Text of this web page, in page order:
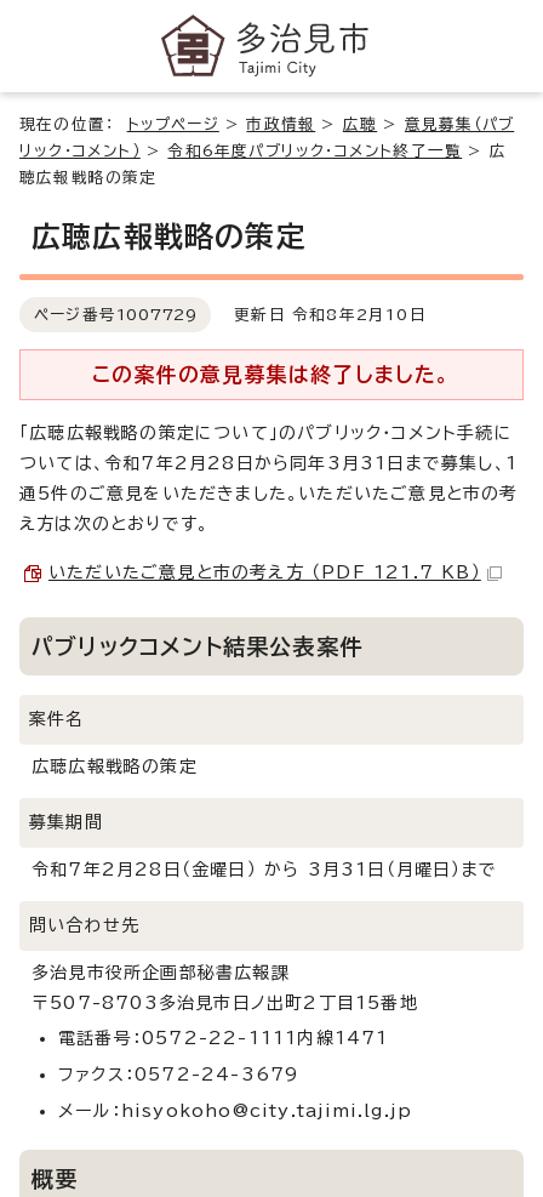
現在の位置： トップページ >市政情報 > 広聴 > 意見募集（パブ
リック・コメント）
>令和6年度パブリック・コメント終了一覧 > 広
聴広報戦略の策定
広聴広報戦略の策定
ページ番号 1007729 更新日 令和8年2月10日
この案件の意見募集は終了しました。
「広聴広報戦略の策定について」のパブリック・コメント手続に
ついては、令和7年2月28日から同年3月31日まで募集し、1
通5件のご意見をいただきました。いただいたご意見と市の考
え方は次のとおりです。
いただいたご意見と市の考え方 （PDF 121.7 KB）
パブリックコメント結果公表案件
案件名
広聴広報戦略の策定
募集期間
令和7年2月28日（金曜日） から 3月31日（月曜日）まで
問い合わせ先
多治見市役所企画部秘書広報課
〒507-8703多治見市日ノ出町2丁目15番地
電話番号：0572-22-1111内線1471
ファクス：0572-24-3679
メール：hisyokoho@city.tajimi.lg.jp
概要